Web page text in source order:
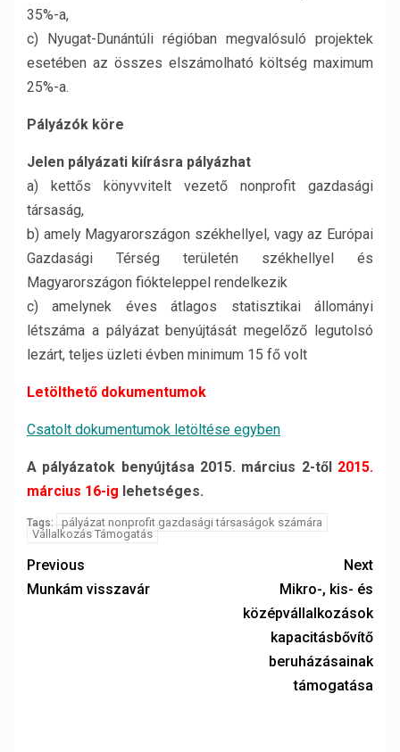
35%-a,
c) Nyugat-Dunántúli régióban megvalósuló projektek
esetében az összes elszámolható költség maximum
25%-a.
Pályázók köre
Jelen pályázati kiírásra pályázhat
a) kettős könyvvitelt vezető nonprofit gazdasági
társaság,
b) amely Magyarországon székhellyel, vagy az Európai
Gazdasági Térség területén székhellyel és
Magyarországon fiókteleppel rendelkezik
c) amelynek éves átlagos statisztikai állományi
létszáma a pályázat benyújtását megelőző legutolsó
lezárt, teljes üzleti évben minimum 15 fő volt
Letölthető dokumentumok
Csatolt dokumentumok letöltése egyben
A pályázatok benyújtása 2015. március 2-től 2015.
március 16-ig lehetséges.
Tags:
pályázat nonprofit gazdasági társaságok számára
Vállalkozás Támogatás
Previous
Munkám visszavár
Next
Mikro-, kis- és
középvállalkozások
kapacitásbővítő
beruházásainak
támogatása